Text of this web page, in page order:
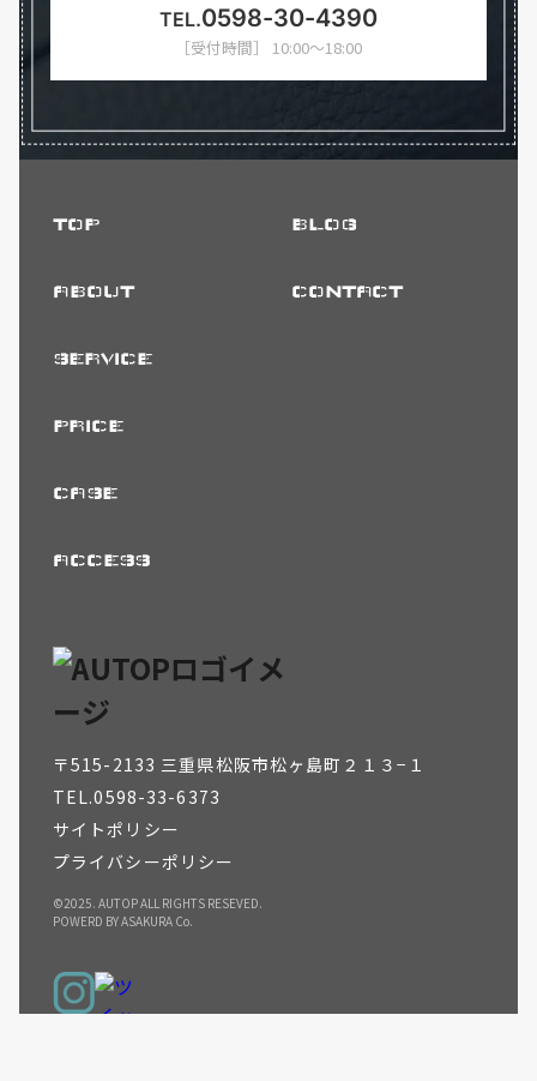
TEL.0598-30-4390
［受付時間］ 10:00～18:00
〒515-2133 三重県松阪市松ヶ島町２１３−１
TEL.0598-33-6373
サイトポリシー
プライバシーポリシー
©2025. AUTOP ALL RIGHTS RESEVED.
POWERD BYASAKURA Co.
TOP
ABOUT
SERVICE
PRICE
CASE
ACCESS
BLOG
CONTACT